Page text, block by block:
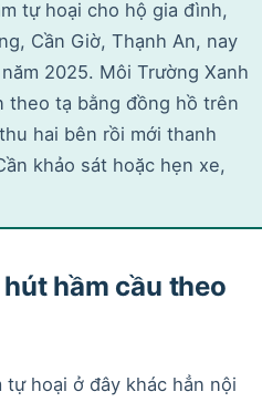
tự hoại cho hộ gia đình,
Cần Giờ, Thạnh An, nay
2025. Môi Trường Xanh
theo tạ bằng đồng hồ trên
hai bên rồi mới thanh
khảo sát hoặc hẹn xe,
hầm cầu theo
hoại ở đây khác hẳn nội